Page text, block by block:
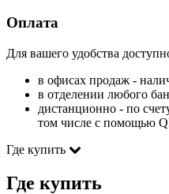
Оплата
Для вашего удобства
в офисах продаж -
в отделении любого
дистанционно - по
том числе с помощью
Где купить
Где купить